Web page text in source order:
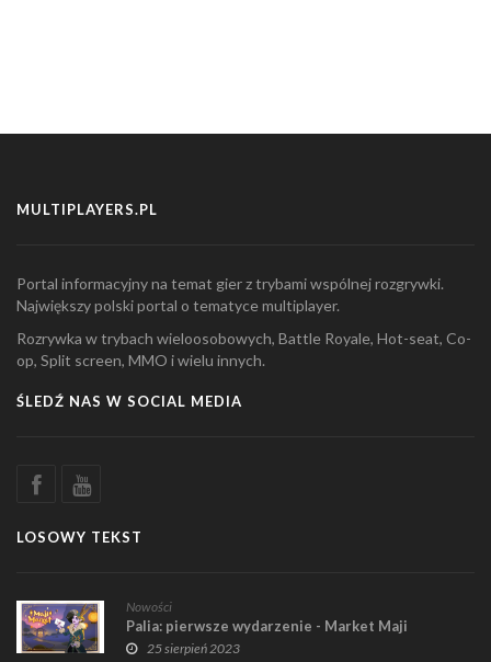
MULTIPLAYERS.PL
Portal informacyjny na temat gier z trybami wspólnej rozgrywki.
Największy polski portal o tematyce multiplayer.
Rozrywka w trybach wieloosobowych, Battle Royale, Hot-seat, Co-
op, Split screen, MMO i wielu innych.
ŚLEDŹ NAS W SOCIAL MEDIA
LOSOWY TEKST
Nowości
Palia: pierwsze wydarzenie - Market Maji
25 sierpień 2023